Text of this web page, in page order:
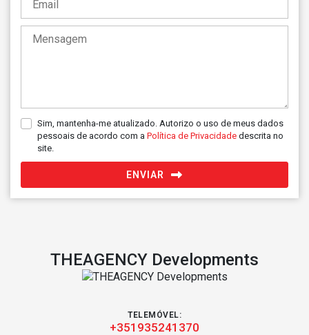
Sim, mantenha-me atualizado. Autorizo o uso de meus dados
pessoais de acordo com a Política de Privacidade descrita no
site.
ENVIAR
THEAGENCY Developments
TELEMÓVEL:
+351935241370